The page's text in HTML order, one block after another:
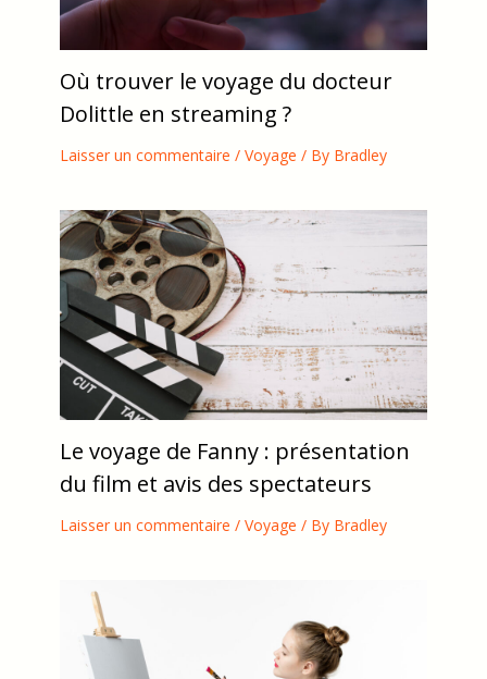
Où trouver le voyage du docteur
Laisser un commentaire
Le voyage de Fanny : présentation
Laisser un commentaire